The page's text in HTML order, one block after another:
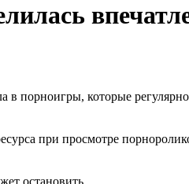
порноигры, которые
при просмотре
остановить